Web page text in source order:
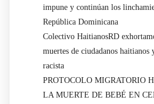
impune y continúan los
República Dominicana
Colectivo HaitianosRD
muertes de ciudadanos haitianos
racista
PROTOCOLO MIGRATORIO
LA MUERTE DE BEBÉ EN